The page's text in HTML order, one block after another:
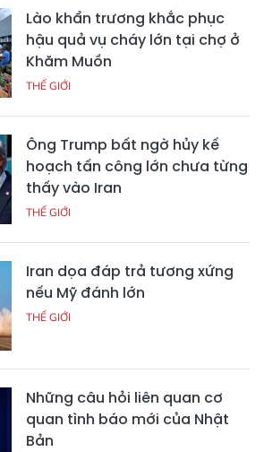
Lào khẩn trương khắc phục
hậu quả vụ cháy lớn tại chợ ở
Khăm Muồn
THẾ GIỚI
Ông Trump bất ngờ hủy kế
hoạch tấn công lớn chưa từng
thấy vào Iran
THẾ GIỚI
Iran dọa đáp trả tương xứng
nếu Mỹ đánh lớn
THẾ GIỚI
Những câu hỏi liên quan cơ
quan tình báo mới của Nhật
Bản